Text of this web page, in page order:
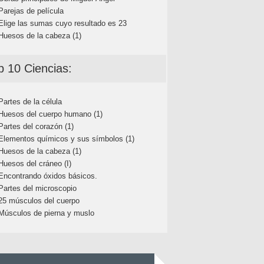
de película
las sumas cuyo resultado es 23
de la cabeza (1)
10 Ciencias:
de la célula
del cuerpo humano (1)
del corazón (1)
químicos y sus símbolos (1)
de la cabeza (1)
del cráneo (I)
óxidos básicos.
del microscopio
músculos del cuerpo
de pierna y muslo